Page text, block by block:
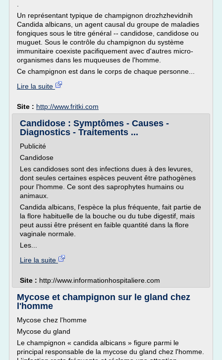
Un représentant typique de champignon drozhzhevidnih
Candida albicans, un agent causal du groupe de maladies
fongiques sous le titre général -- candidose, candidose ou
muguet. Sous le contrôle du champignon du système
immunitaire coexiste pacifiquement avec d'autres micro-
organismes dans les muqueuses de l'homme.
Ce champignon est dans le corps de chaque personne...
Lire la suite
Site : http://www.fritki.com
Candidose : Symptômes - Causes -
Diagnostics - Traitements ...
Publicité
Candidose
Les candidoses sont des infections dues à des levures,
dont seules certaines espèces peuvent être pathogènes
pour l'homme. Ce sont des saprophytes humains ou
animaux.
Candida albicans, l'espèce la plus fréquente, fait partie de
la flore habituelle de la bouche ou du tube digestif, mais
peut aussi être présent en faible quantité dans la flore
vaginale normale.
Les...
Lire la suite
Site : http://www.informationhospitaliere.com
Mycose et champignon sur le gland chez
l'homme
Mycose chez l'homme
Mycose du gland
Le champignon « candida albicans » figure parmi le
principal responsable de la mycose du gland chez l'homme.